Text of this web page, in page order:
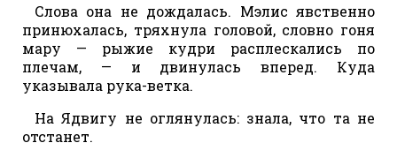
Слова она не дождалась. Мэлис явственно
принюхалась, тряхнула головой, словно гоня
мару — рыжие кудри расплескались по
плечам, — и двинулась вперед. Куда
указывала рука-ветка.
На Ядвигу не оглянулась: знала, что та не
отстанет.